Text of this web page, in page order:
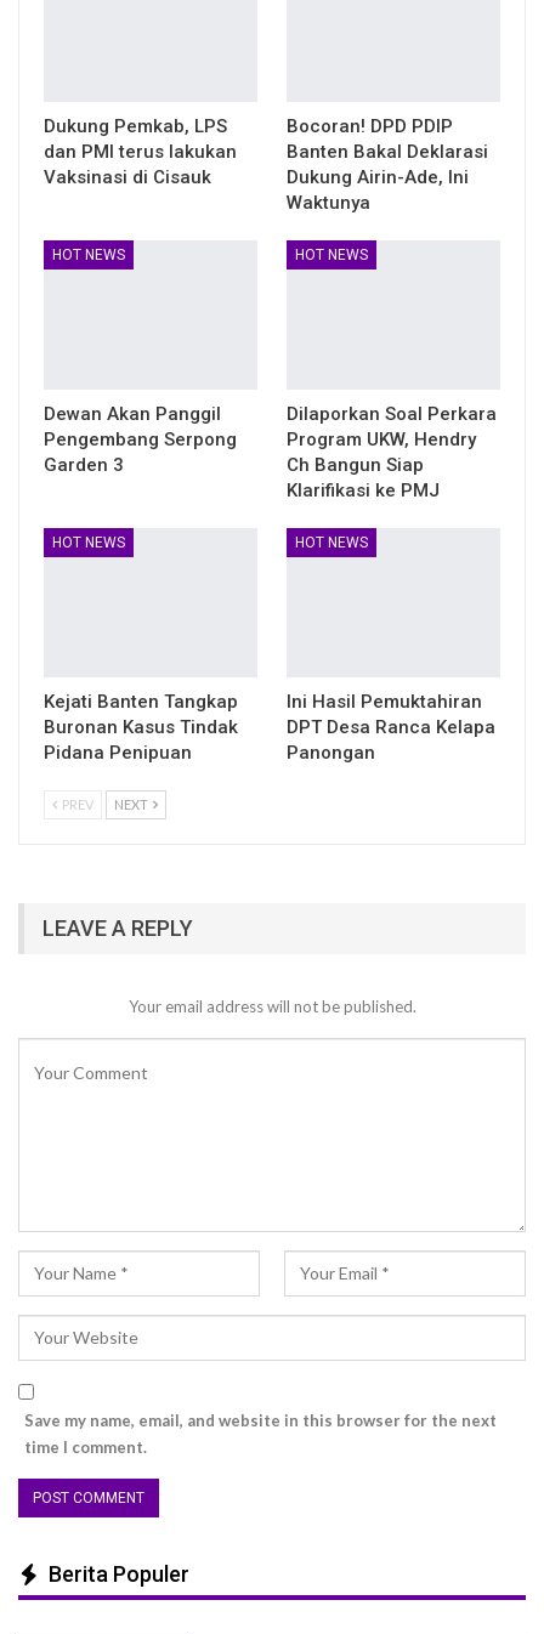
Dukung Pemkab, LPS
dan PMI terus lakukan
Vaksinasi di Cisauk
Bocoran! DPD PDIP
Banten Bakal Deklarasi
Dukung Airin-Ade, Ini
Waktunya
HOT NEWS
Dewan Akan Panggil
Pengembang Serpong
Garden 3
HOT NEWS
Dilaporkan Soal Perkara
Program UKW, Hendry
Ch Bangun Siap
Klarifikasi ke PMJ
HOT NEWS
Kejati Banten Tangkap
Buronan Kasus Tindak
Pidana Penipuan
HOT NEWS
Ini Hasil Pemuktahiran
DPT Desa Ranca Kelapa
Panongan
PREV NEXT
LEAVE A REPLY
Your email address will not be published.
Save my name, email, and website in this browser for the next
time I comment.
Berita Populer